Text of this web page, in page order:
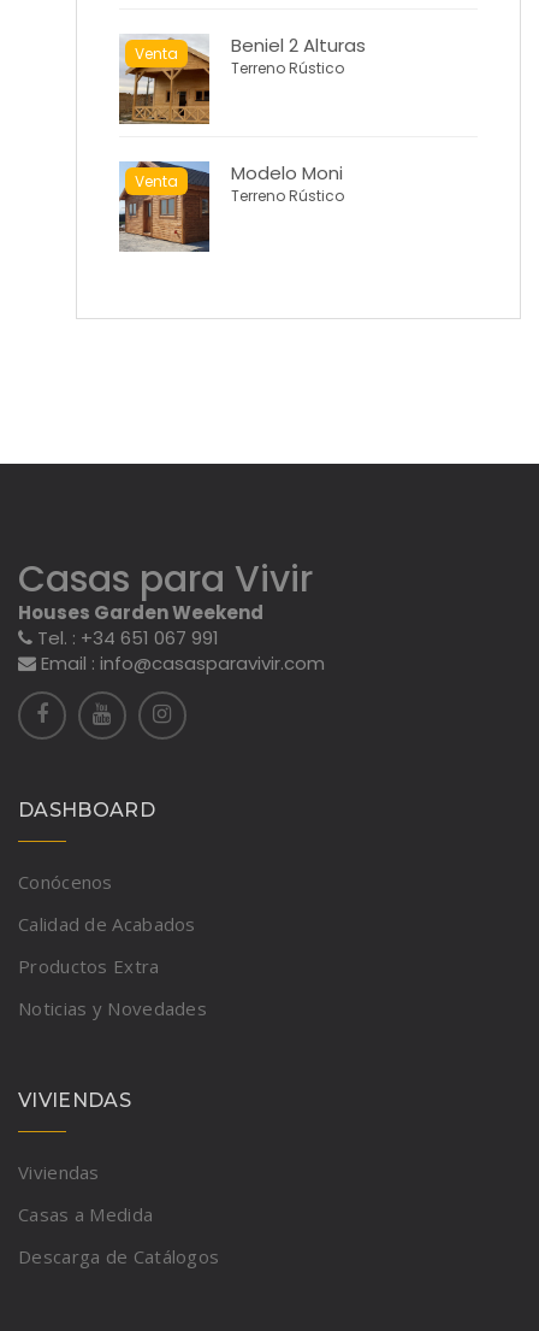
Venta Beniel 2 Alturas
Terreno Rústico
Venta Modelo Moni
Terreno Rústico
Casas para Vivir
Houses Garden Weekend
Tel. : +34 651 067 991
Email : info@casasparavivir.com
DASHBOARD
Conócenos
Calidad de Acabados
Productos Extra
Noticias y Novedades
VIVIENDAS
Viviendas
Casas a Medida
Descarga de Catálogos